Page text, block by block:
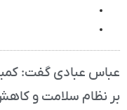
عباس عبادی گفت:
بر نظام سلامت و